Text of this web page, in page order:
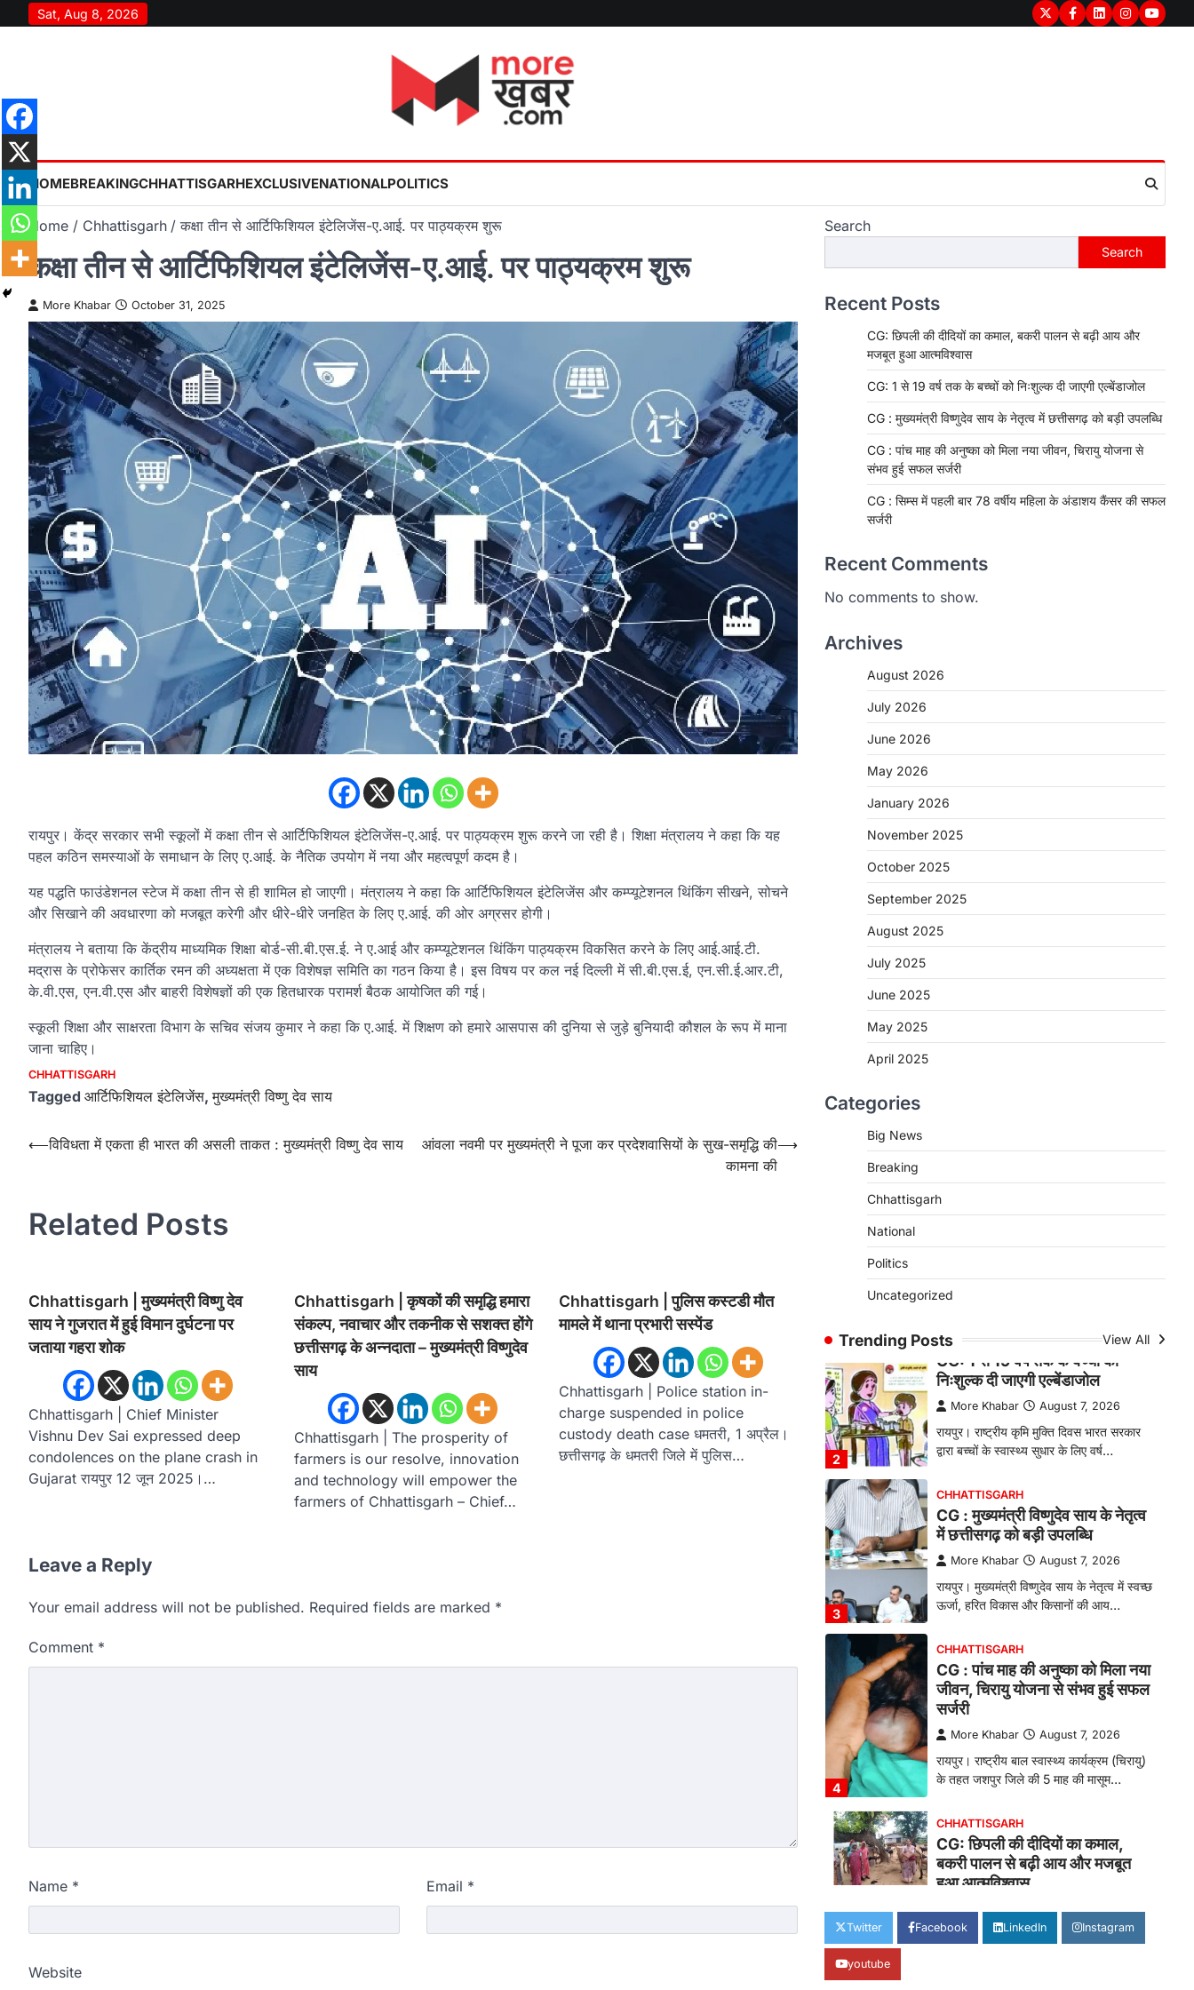
to
Sat, Aug 8, 2026
TwitterFacebook
LinkedInInstagram
HOMEBREAKINGCHHATTISGARHEXCLUSIVENATIONALPOLITICS
Home Chhattisgarh कक्षा तीन से आर्टिफिशियल इंटेलिजेंस-ए.आई. पर पाठ्यक्रम शुरू
कक्षा तीन से आर्टिफिशियल इंटेलिजेंस-ए.आई. पर पाठ्यक्रम शुरू
More Khabar October 31, 2025
रायपुर। केंद्र सरकार सभी स्कूलों में कक्षा तीन से आर्टिफिशियल इंटेलिजेंस-ए.आई. पर पाठ्यक्रम शुरू करने जा रही है। शिक्षा मंत्रालय ने कहा कि यह
पहल कठिन समस्याओं के समाधान के लिए ए.आई. के नैतिक उपयोग में नया और महत्वपूर्ण कदम है।
यह पद्धति फाउंडेशनल स्टेज में कक्षा तीन से ही शामिल हो जाएगी। मंत्रालय ने कहा कि आर्टिफिशियल इंटेलिजेंस और कम्प्यूटेशनल थिंकिंग सीखने, सोचने
और सिखाने की अवधारणा को मजबूत करेगी और धीरे-धीरे जनहित के लिए ए.आई. की ओर अग्रसर होगी।
मंत्रालय ने बताया कि केंद्रीय माध्यमिक शिक्षा बोर्ड-सी.बी.एस.ई. ने ए.आई और कम्प्यूटेशनल थिंकिंग पाठ्यक्रम विकसित करने के लिए आई.आई.टी.
मद्रास के प्रोफेसर कार्तिक रमन की अध्यक्षता में एक विशेषज्ञ समिति का गठन किया है। इस विषय पर कल नई दिल्ली में सी.बी.एस.ई, एन.सी.ई.आर.टी,
के.वी.एस, एन.वी.एस और बाहरी विशेषज्ञों की एक हितधारक परामर्श बैठक आयोजित की गई।
स्कूली शिक्षा और साक्षरता विभाग के सचिव संजय कुमार ने कहा कि ए.आई. में शिक्षण को हमारे आसपास की दुनिया से जुड़े बुनियादी कौशल के रूप में माना
जाना चाहिए।
CHHATTISGARH
Tagged आर्टिफिशियल इंटेलिजेंस,मुख्यमंत्री विष्णु देव साय
Post
⟵विविधता में एकता ही भारत की असली ताकत : मुख्यमंत्री विष्णु देव साय
आंवला नवमी पर मुख्यमंत्री ने पूजा कर प्रदेशवासियों के सुख-समृद्धि की
कामना की
⟶
Related Posts
Chhattisgarh | मुख्यमंत्री विष्णु देव
साय ने गुजरात में हुई विमान दुर्घटना पर
जताया गहरा शोक
Chhattisgarh | Chief Minister
Vishnu Dev Sai expressed deep
condolences on the plane crash in
Gujarat रायपुर 12 जून 2025।…
Chhattisgarh | कृषकों की समृद्धि हमारा
संकल्प, नवाचार और तकनीक से सशक्त होंगे
छत्तीसगढ़ के अन्नदाता – मुख्यमंत्री विष्णुदेव
साय
Chhattisgarh | The prosperity of
farmers is our resolve, innovation
and technology will empower the
farmers of Chhattisgarh – Chief…
Chhattisgarh | पुलिस कस्टडी मौत
मामले में थाना प्रभारी सस्पेंड
Chhattisgarh | Police station in-
charge suspended in police
custody death case धमतरी, 1 अप्रैल।
छत्तीसगढ़ के धमतरी जिले में पुलिस…
Leave a Reply
Your email address will not be published. Required fields are marked *
Comment *
Name * Email *
Website
Search
Search
Recent Posts
CG: छिपली की दीदियों का कमाल, बकरी पालन से बढ़ी आय और
मजबूत हुआ आत्मविश्वास
CG: 1 से 19 वर्ष तक के बच्चों को निःशुल्क दी जाएगी एल्बेंडाजोल
CG : मुख्यमंत्री विष्णुदेव साय के नेतृत्व में छत्तीसगढ़ को बड़ी उपलब्धि
CG : पांच माह की अनुष्का को मिला नया जीवन, चिरायु योजना से
संभव हुई सफल सर्जरी
CG : सिम्स में पहली बार 78 वर्षीय महिला के अंडाशय कैंसर की सफल
सर्जरी
Recent Comments
No comments to show.
Archives
August 2026
July 2026
June 2026
May 2026
January 2026
November 2025
October 2025
September 2025
August 2025
July 2025
June 2025
May 2025
April 2025
Categories
Big News
Breaking
Chhattisgarh
National
Politics
Uncategorized
Trending Posts View All
CHHATTISGARH
निःशुल्क दी जाएगी एल्बेंडाजोल
CHHATTISGARH
CG : मुख्यमंत्री विष्णुदेव साय के नेतृत्व
में छत्तीसगढ़ को बड़ी उपलब्धि
More Khabar
रायपुर। मुख्यमंत्री विष्णुदेव साय के नेतृत्व में स्वच्छ
ऊर्जा, हरित विकास और किसानों की आय…
CG : पांच माह की अनुष्का को मिला नया
CG: छिपली की दीदियों का कमाल,
बकरी पालन से बढ़ी आय और मजबूत
More Khabar August 7, 2026
रायपुर। ग्रामीण महिलाओं को आर्थिक रूप से
सशक्त बनाने की दिशा में जिले के नगरी…
2
CHHATTISGARH
CG: 1 से 19 वर्ष तक के बच्चों को
निःशुल्क दी जाएगी एल्बेंडाजोल
More Khabar August 7, 2026
रायपुर। राष्ट्रीय कृमि मुक्ति दिवस भारत सरकार
द्वारा बच्चों के स्वास्थ्य सुधार के लिए वर्ष…
3
CHHATTISGARH
CG : मुख्यमंत्री विष्णुदेव साय के नेतृत्व
में छत्तीसगढ़ को बड़ी उपलब्धि
More Khabar August 7, 2026
रायपुर। मुख्यमंत्री विष्णुदेव साय के नेतृत्व में स्वच्छ
ऊर्जा, हरित विकास और किसानों की आय…
4
CHHATTISGARH
CG : पांच माह की अनुष्का को मिला नया
जीवन, चिरायु योजना से संभव हुई सफल
सर्जरी
More Khabar August 7, 2026
रायपुर। राष्ट्रीय बाल स्वास्थ्य कार्यक्रम (चिरायु)
के तहत जशपुर जिले की 5 माह की मासूम…
1
CHHATTISGARH
CG: छिपली की दीदियों का कमाल,
बकरी पालन से बढ़ी आय और मजबूत
हुआ आत्मविश्वास
More Khabar August 7, 2026
रायपुर। ग्रामीण महिलाओं को आर्थिक रूप से
Twitter Facebook LinkedIn Instagram
youtube